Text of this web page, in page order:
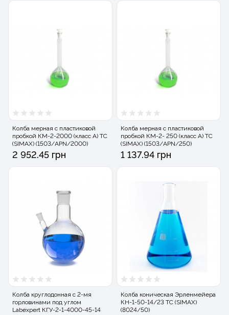
Колба мерная с пластиковой
пробкой КМ-2-2000 (класс А) ТС
(SIMAX) (1503/APN/2000)
2 952.45 грн
Колба мерная с пластиковой
пробкой КМ-2- 250 (класс А) ТС
(SIMAX) (1503/APN/250)
1 137.94 грн
Колба круглодонная с 2-мя
горловинами под углом
Labexpert КГУ-2-1-4000-45-14
Колба коническая Эрленмейера
КН-1-50-14/23 ТС (SIMAX)
(8024/50)